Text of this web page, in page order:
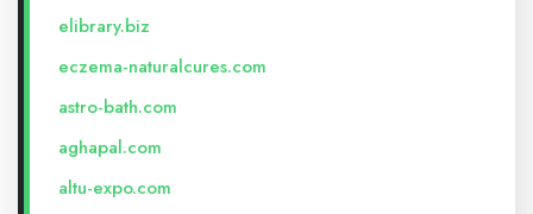
elibrary.biz
eczema-naturalcures.com
astro-bath.com
aghapal.com
altu-expo.com